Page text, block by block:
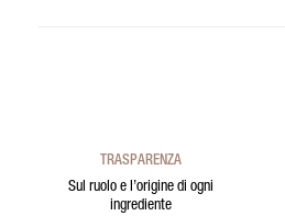
TRASPARENZA
Sul ruolo e l’origine di ogni
ingrediente